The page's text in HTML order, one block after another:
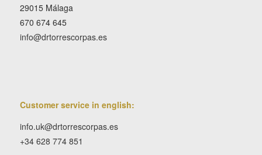
29015 Málaga
670 674 645
info@drtorrescorpas.es
Customer service in english:
info.uk@drtorrescorpas.es
+34 628 774 851